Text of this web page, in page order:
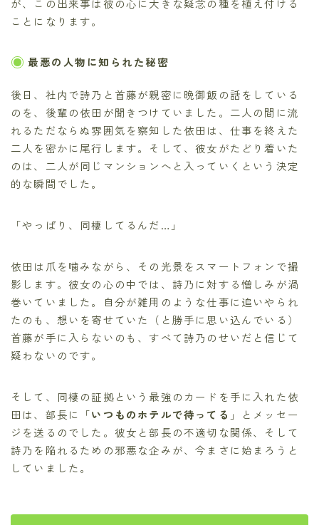
が、この出来事は彼の心に大きな疑念の種を植え付ける
ことになります。
最悪の人物に知られた秘密
後日、社内で詩乃と首藤が親密に晩御飯の話をしている
のを、後輩の依田が聞きつけていました。二人の間に流
れるただならぬ雰囲気を察知した依田は、仕事を終えた
二人を密かに尾行します。そして、彼女がたどり着いた
のは、二人が同じマンションへと入っていくという決定
的な瞬間でした。
「やっぱり、同棲してるんだ…」
依田は爪を噛みながら、その光景をスマートフォンで撮
影します。彼女の心の中では、詩乃に対する憎しみが渦
巻いていました。自分が雑用のような仕事に追いやられ
たのも、想いを寄せていた（と勝手に思い込んでいる）
首藤が手に入らないのも、すべて詩乃のせいだと信じて
疑わないのです。
そして、同棲の証拠という最強のカードを手に入れた依
田は、部長に「いつものホテルで待ってる 」とメッセー
ジを送るのでした。彼女と部長の不適切な関係、そして
詩乃を陥れるための邪悪な企みが、今まさに始まろうと
していました。